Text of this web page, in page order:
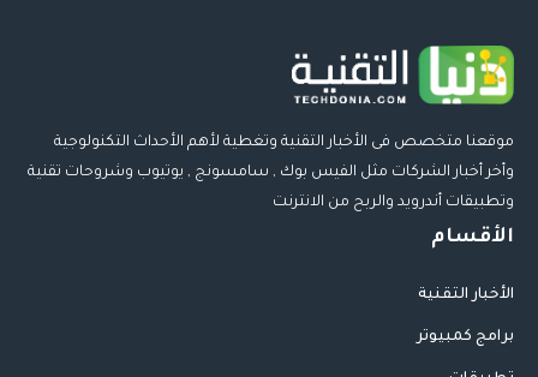
موقعنا متخصص فى الأخبار التقنية وتغطية لأهم الأحداث التكنولوجية
وأخر أخبار الشركات مثل الفيس بوك , سامسونج , يوتيوب وشروحات تقنية
وتطبيقات أندرويد والربح من الانترنت
الأقسام
الأخبار التقنية
برامج كمبيوتر